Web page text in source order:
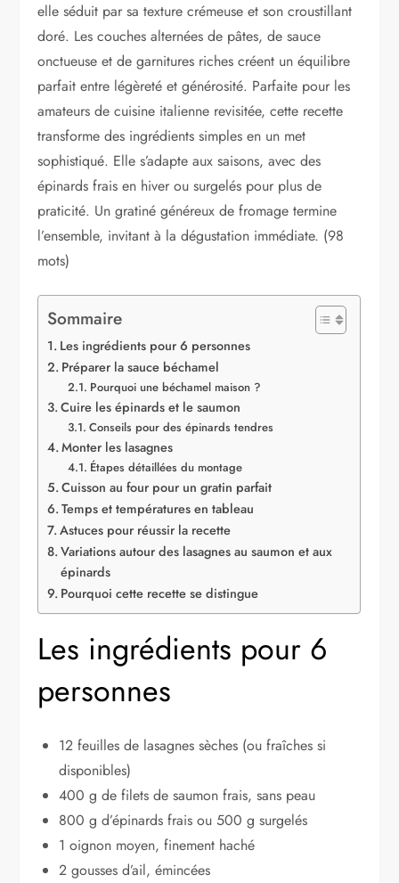
elle séduit par sa texture crémeuse et son croustillant
doré. Les couches alternées de pâtes, de sauce
onctueuse et de garnitures riches créent un équilibre
parfait entre légèreté et générosité. Parfaite pour les
amateurs de cuisine italienne revisitée, cette recette
transforme des ingrédients simples en un met
sophistiqué. Elle s’adapte aux saisons, avec des
épinards frais en hiver ou surgelés pour plus de
praticité. Un gratiné généreux de fromage termine
l’ensemble, invitant à la dégustation immédiate. (98
mots)
Sommaire
Les ingrédients pour 6 personnes
Préparer la sauce béchamel
Pourquoi une béchamel maison ?
Cuire les épinards et le saumon
Conseils pour des épinards tendres
Monter les lasagnes
Étapes détaillées du montage
Cuisson au four pour un gratin parfait
Temps et températures en tableau
Astuces pour réussir la recette
Variations autour des lasagnes au saumon et aux
épinards
Pourquoi cette recette se distingue
Les ingrédients pour 6
personnes
12 feuilles de lasagnes sèches (ou fraîches si
disponibles)
400 g de filets de saumon frais, sans peau
800 g d’épinards frais ou 500 g surgelés
1 oignon moyen, finement haché
2 gousses d’ail, émincées